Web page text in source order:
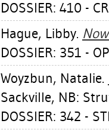
DOSSIER: 410 -
Hague, Libby.
DOSSIER: 351 -
Woyzbun, Natalie.
Sackville, NB:
DOSSIER: 342 -